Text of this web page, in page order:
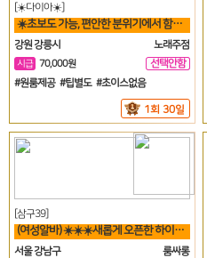
[☀️다이아☀️]
☀️초보도 가능, 편안한 분위기에서 함께 일할분 찾습니다☀️
강원 강릉시
노래주점
시급 70,000원
선택안함
#원룸제공 #팁별도 #초이스없음
1회 30일
[삼구39]
(여성알바) ☀️☀️☀️새롭게 오픈한 하이퍼블릭 샤이니 입니다!!!☀️☀️☀️
서울 강남구
룸싸롱